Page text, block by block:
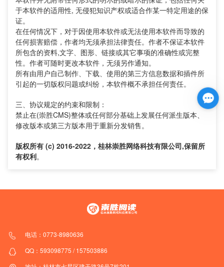
于本软件的适用性, 无侵犯知识产权或适合作某一特定用途的保
证。
在任何情况下，对于因使用本软件或无法使用本软件而导致的
任何损害赔偿，作者均无须承担法律责任。作者不保证本软件
所包含的资料,文字、图形、链接或其它事项的准确性或完整
性。作者可随时更改本软件，无须另作通知。
所有由用户自己制作、下载、使用的第三方信息数据和插件所
引起的一切版权问题或纠纷，本软件概不承担任何责任。
三、协议规定的约束和限制：
禁止在(崇胜CMS)整体或任何部分基础上发展任何派生版本、
修改版本或第三方版本用于重新分发销售。
版权所有 (c) 2016-2022，桂林崇胜网络科技有限公司,保留所
有权利。
电话： 0773-8980636
QQ： 593098775 /157503886